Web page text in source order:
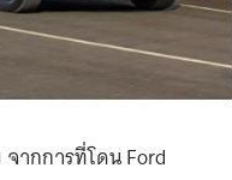
ากการที่โดน Ford